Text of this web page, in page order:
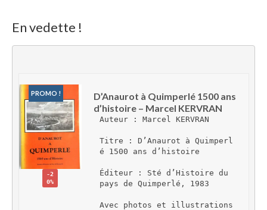
En vedette !
PROMO !
-2
0%
D’Anaurot à Quimperlé 1500 ans
d’histoire – Marcel KERVRAN
Auteur : Marcel KERVRAN
Titre : D’Anaurot à Quimperl
é 1500 ans d’histoire
Éditeur : Sté d’Histoire du
pays de Quimperlé, 1983
Avec photos et illustrations